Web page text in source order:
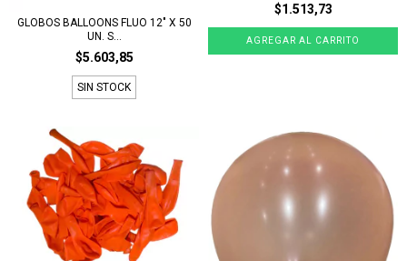
GLOBOS BALLOONS FLUO 12" X 50
UN. S...
$5.603,85
SIN STOCK
$1.513,73